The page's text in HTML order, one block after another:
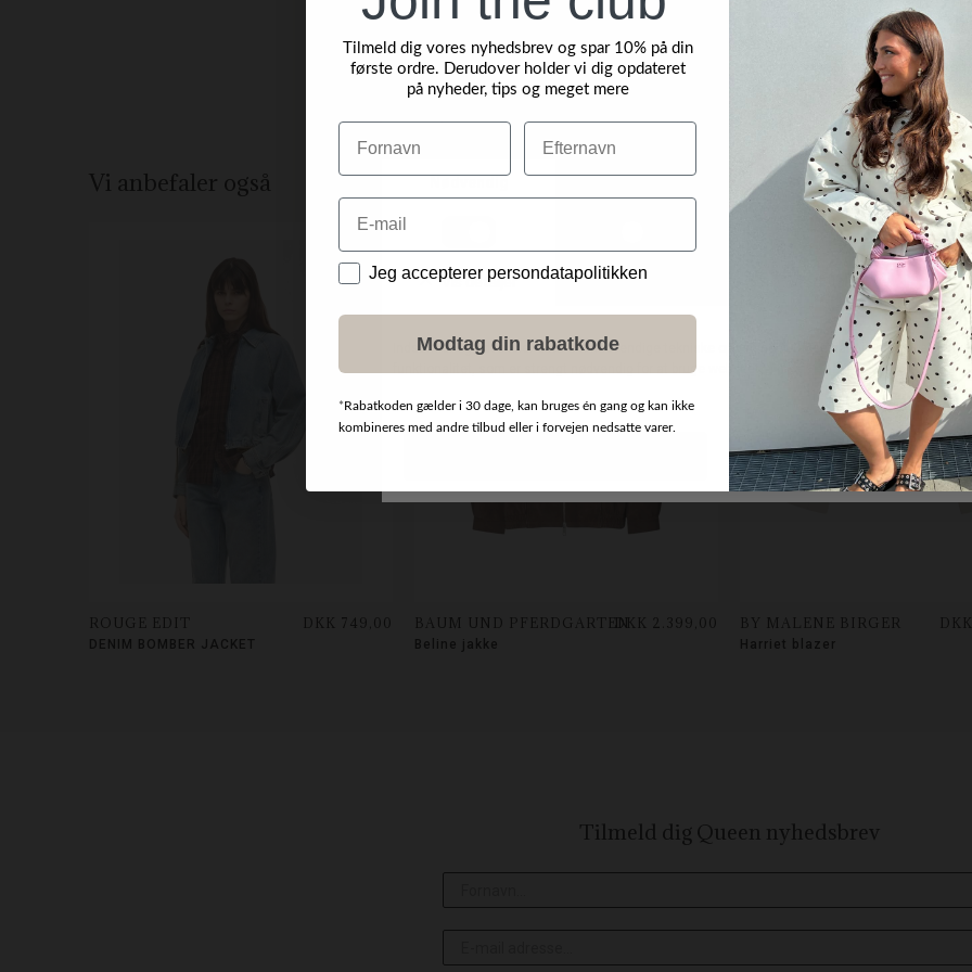
Vi anbefaler også
NYHED
ROUGE EDIT
DENIM BOMBER JACKET
DKK 749,00 BAUM UND PFERDGARTEN
Beline jakke
DKK 2.399,00 BY MALENE BIRGER
Harriet blazer
Tilmeld dig Queen nyhedsbrev
Tilmeld dig vores nyhedsbrev og spar 10% på din
første ordre. Derudover holder vi dig opdateret
på nyheder, tips og meget mere
Navn Efternavn
Email
DataJeg accepterer persondatapolitikken
Modtag din rabatkode
*Rabatkoden gælder i 30 dage, kan bruges én gang og kan ikke
kombineres med andre tilbud eller i forvejen nedsatte varer.